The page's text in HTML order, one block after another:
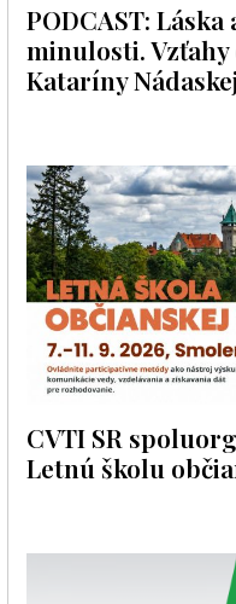
PODCAST:
minulosti.
Kataríny Nádaskej
CVTI SR
Letnú školu